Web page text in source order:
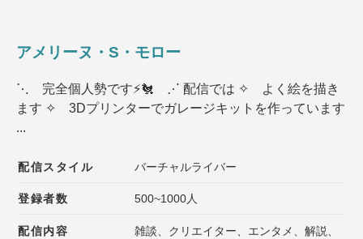
アメリーヌ・S・モロー
⋱ 完全個人勢です⚡🐔 ⋰ 配信では ✧ よく絵を描き
ます ✧ 3Dプリンターでガレージキットを作っています
...
配信スタイル バーチャルライバー
登録者数 500~1000人
配信内容
雑談、クリエイター、エンタメ、解説、